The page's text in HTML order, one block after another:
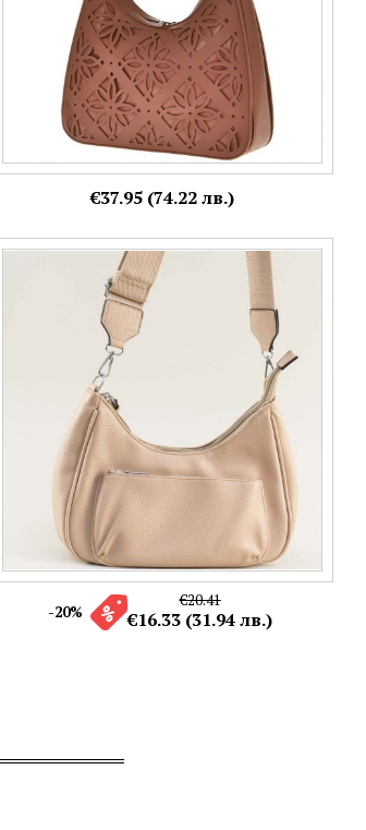
€37.95 (74.22 лв.)
Ежедневна дамска чанта от еко кожа в бежов
Още цветове:
-20%
€20.41
€16.33 (31.94 лв.)